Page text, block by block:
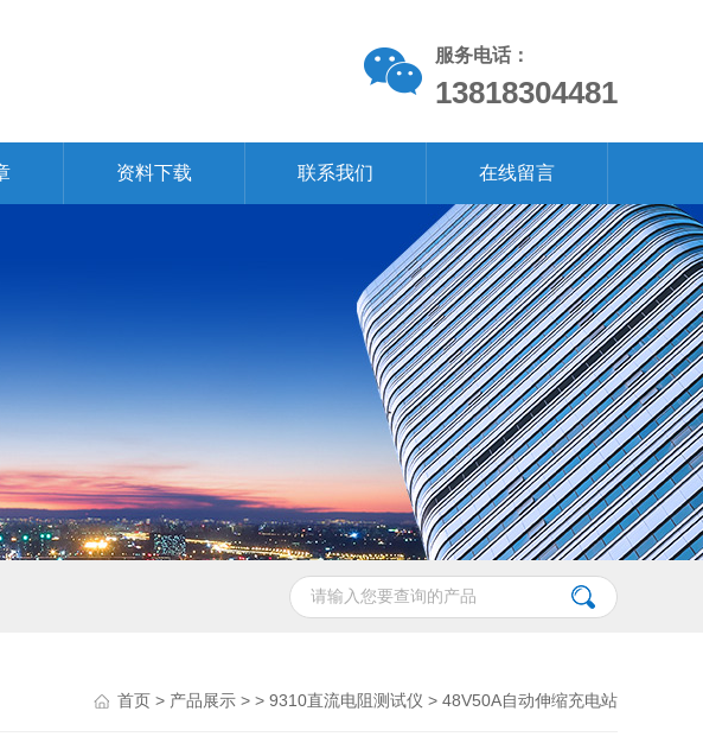
服务电话：
13818304481
资料下载 联系我们 在线留言
首页 > 产品展示 > > 9310直流电阻测试仪 > 48V50A自动伸缩充电站